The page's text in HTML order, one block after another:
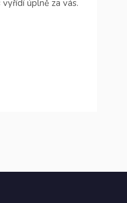
úplně za vás.